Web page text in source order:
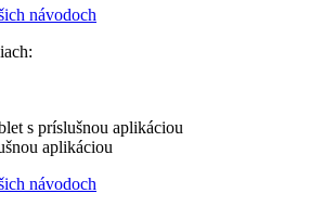
návodoch
s príslušnou aplikáciou
aplikáciou
návodoch